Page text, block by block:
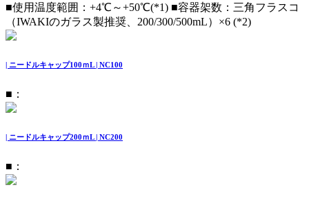
■使用温度範囲：+4℃～+50℃(*1) ■容器架数：三角フラスコ
（IWAKIのガラス製推奨、200/300/500mL）×6 (*2)
| ニードルキャップ100ｍL | NC100
■：
| ニードルキャップ200ｍL | NC200
■：